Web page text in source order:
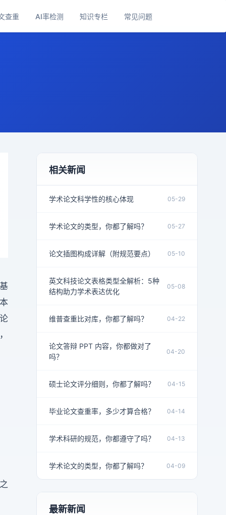
查重 AI率检测 知识专栏 常见问题
相关新闻
学术论文科学性的核心体现 05-29
学术论文的类型，你都了解吗？ 05-27
论文插图构成详解（附规范要点） 05-10
英文科技论文表格类型全解析：5种
结构助力学术表达优化
05-08
维普查重比对库，你都了解吗？ 04-22
论文答辩 PPT 内容，你都做对了
吗？
04-20
硕士论文评分细则，你都了解吗？ 04-15
毕业论文查重率，多少才算合格？ 04-14
学术科研的规范，你都遵守了吗？ 04-13
学术论文的类型，你都了解吗？ 04-09
最新新闻